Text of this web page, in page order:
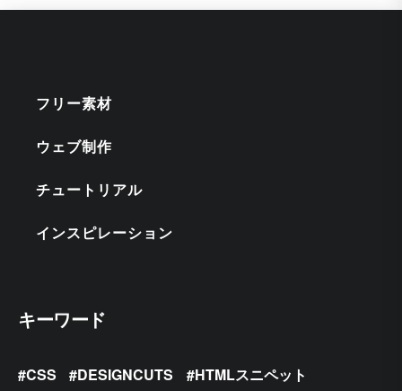
フリー素材
ウェブ制作
チュートリアル
インスピレーション
キーワード
CSS DESIGNCUTS
HTMLスニペット